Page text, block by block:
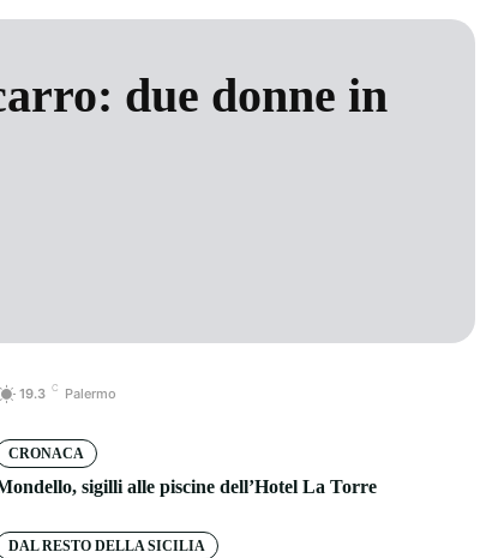
due donne in
19.3 C Palermo
CRONACA
sigilli alle piscine dell’Hotel La Torre
DAL RESTO DELLA SICILIA